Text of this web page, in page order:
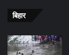
बिहार